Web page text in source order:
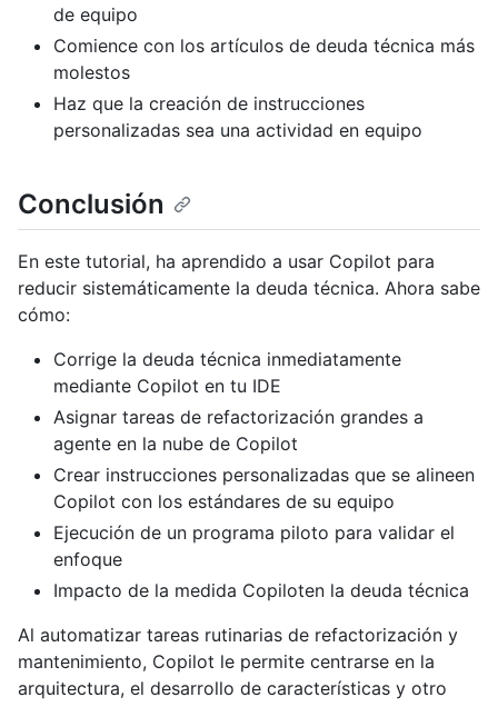
de equipo
Comience con los artículos de deuda técnica más
molestos
Haz que la creación de instrucciones
personalizadas sea una actividad en equipo
Conclusión
En este tutorial, ha aprendido a usar Copilot para
reducir sistemáticamente la deuda técnica. Ahora sabe
cómo:
Corrige la deuda técnica inmediatamente
mediante Copilot en tu IDE
Asignar tareas de refactorización grandes a
agente en la nube de Copilot
Crear instrucciones personalizadas que se alineen
Copilot con los estándares de su equipo
Ejecución de un programa piloto para validar el
enfoque
Impacto de la medida Copiloten la deuda técnica
Al automatizar tareas rutinarias de refactorización y
mantenimiento, Copilot le permite centrarse en la
arquitectura, el desarrollo de características y otro